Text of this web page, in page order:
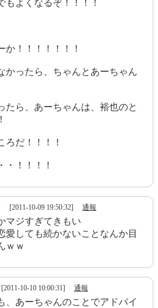
もよくなるぞ！！！！
か！！！！！！！
かったら、ちゃんとあーちゃん
たら、あーちゃんは、裕也のと
ろだ！！！！
・！！！！
[2011-10-09 19:50:32] 通報
マジすぎてきもい
愛しても続かないことなんか目
ｗｗ
[2011-10-10 10:00:31] 通報
、あーちゃんのことでアドバイ